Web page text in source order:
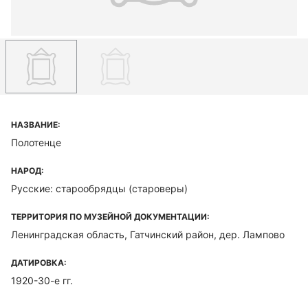
НАЗВАНИЕ:
Полотенце
НАРОД:
Русские: старообрядцы (староверы)
ТЕРРИТОРИЯ ПО МУЗЕЙНОЙ ДОКУМЕНТАЦИИ:
Ленинградская область, Гатчинский район, дер. Лампово
ДАТИРОВКА:
1920-30-е гг.